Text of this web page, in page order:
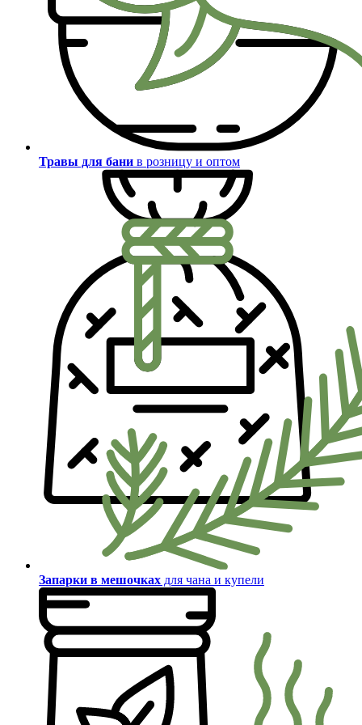
Травы для бани в розницу и оптом
Запарки в мешочках для чана и купели